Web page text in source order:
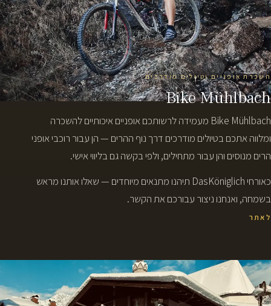
השכרת אופניים וטיולים מודרכים
Bike Mühlbach
Bike Mühlbach מעמידה לרשותכם אופניים איכותיים להשכרה
ומלווה אתכם בטיולים מודרכים דרך נוף ההרים — הן עבור רוכבי אופני
הרים מנוסים והן עבור מתחילים, ולפי בקשה גם בליווי אישי.
כאורחי DasKöniglich תיהנו מתנאים מיוחדים — שאלו אותנו מראש
בשמחה, ואנחנו ניצור עבורכם את הקשר.
לאתר